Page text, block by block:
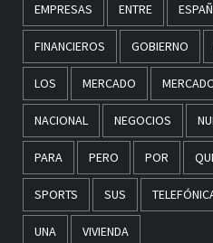
EMPRESAS ENTRE
FINANCIEROS GOBIERNO
LOS MERCADO
NACIONAL NEGOCIOS
PARA PERO POR
SPORTS SUS
UNA VIVIENDA